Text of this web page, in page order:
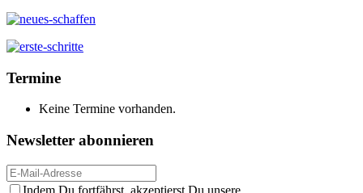
Termine
Keine Termine vorhanden.
Newsletter abonnieren
Indem Du fortfährst, akzeptierst Du unsere